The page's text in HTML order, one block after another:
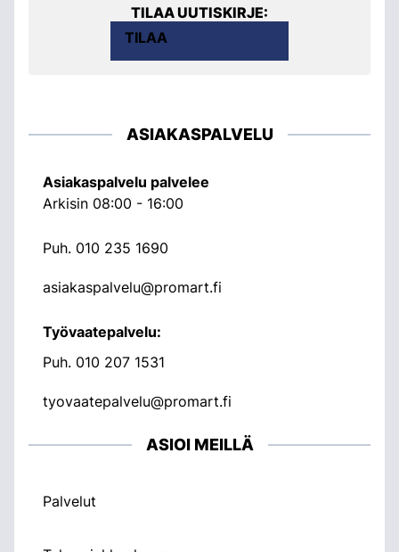
TILAA UUTISKIRJE:
TILAA
ASIAKASPALVELU
Asiakaspalvelu palvelee
Arkisin 08:00 - 16:00
Puh. 010 235 1690
asiakaspalvelu@promart.fi
Työvaatepalvelu:
Puh. 010 207 1531
tyovaatepalvelu@promart.fi
ASIOI MEILLÄ
Palvelut